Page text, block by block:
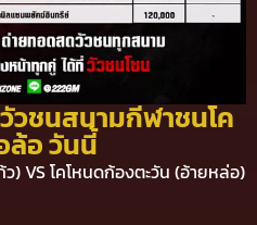
วชนสนามกีฬาชนโค
ล้อ วันนี้
) VS โคโหนดก้องตะวัน (อ้ายหล่อ)